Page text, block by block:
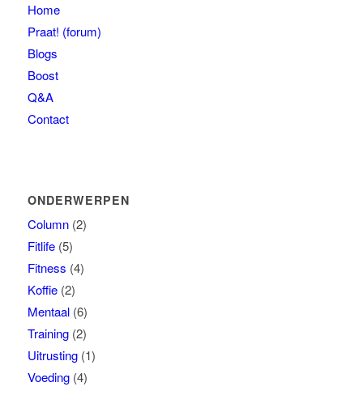
Home
Praat! (forum)
Blogs
Boost
Q&A
Contact
ONDERWERPEN
Column(2)
Fitlife(5)
Fitness (4)
Koffie(2)
Mentaal(6)
Training(2)
Uitrusting(1)
Voeding(4)